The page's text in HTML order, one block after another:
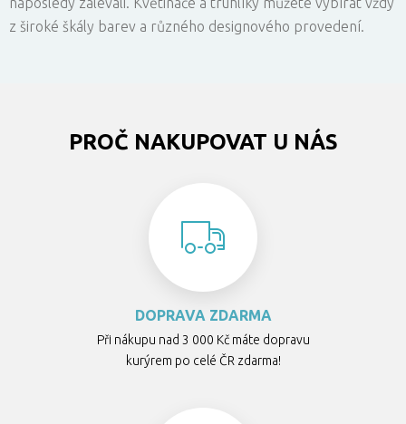
z široké škály barev a různého designového provedení.
PROČ NAKUPOVAT U NÁS
DOPRAVA ZDARMA
Při nákupu nad 3 000 Kč máte dopravu
kurýrem po celé ČR zdarma!